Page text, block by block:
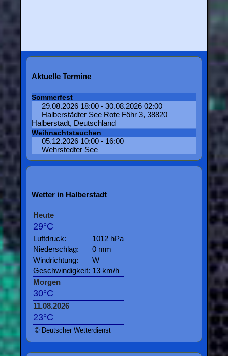
Aktuelle Termine
Sommerfest
29.08.2026 18:00 - 30.08.2026 02:00
Halberstädter See Rote Föhr 3, 38820
Halberstadt, Deutschland
Weihnachtstauchen
05.12.2026 10:00 - 16:00
Wehrstedter See
Wetter in Halberstadt
Heute
29°C
Luftdruck:
1012 hPa
Niederschlag:
0 mm
Windrichtung:
W
Geschwindigkeit: 13 km/h
Morgen
30°C
11.08.2026
23°C
© Deutscher Wetterdienst